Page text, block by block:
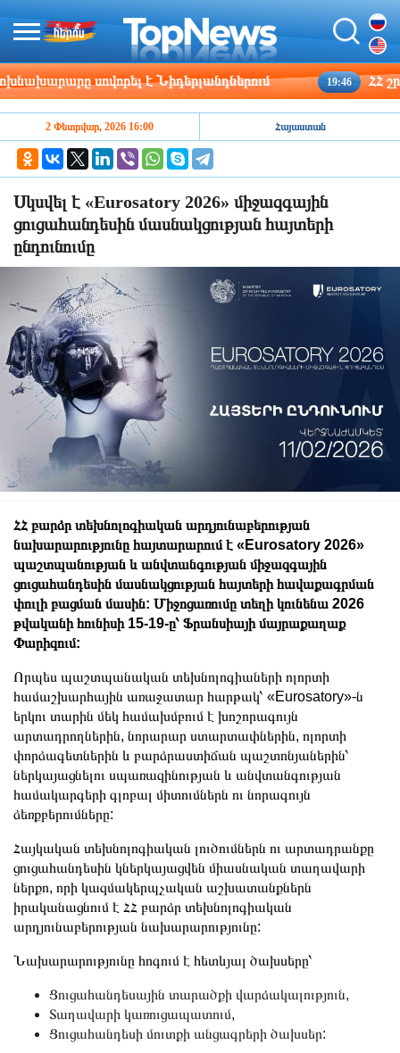
սովորել է Նիդերլանդներում 19:46 ՀՀ
2 Փետրվար, 2026 16:00 Հայաստան
Սկսվել է «Eurosatory 2026» միջազգային
ցուցահանդեսին մասնակցության հայտերի
ընդունումը
ՀՀ բարձր տեխնոլոգիական արդյունաբերության
նախարարությունը հայտարարում է «Eurosatory 2026»
պաշտպանության և անվտանգության միջազգային
ցուցահանդեսին մասնակցության հայտերի հավաքագրման
փուլի բացման մասին: Միջոցառումը տեղի կունենա 2026
թվականի հունիսի 15-19-ը՝ Ֆրանսիայի մայրաքաղաք
Փարիզում:
Որպես պաշտպանական տեխնոլոգիաների ոլորտի
համաշխարհային առաջատար հարթակ՝ «Eurosatory»-ն
երկու տարին մեկ համախմբում է խոշորագույն
արտադրողներին, նորարար ստարտափներին, ոլորտի
փորձագետներին և բարձրաստիճան պաշտոնյաներին՝
ներկայացնելու սպառազինության և անվտանգության
համակարգերի գլոբալ միտումներն ու նորագույն
ձեռքբերումները:
Հայկական տեխնոլոգիական լուծումներն ու արտադրանքը
ցուցահանդեսին կներկայացվեն միասնական տաղավարի
ներքո, որի կազմակերպչական աշխատանքներն
իրականացնում է ՀՀ բարձր տեխնոլոգիական
արդյունաբերության նախարարությունը:
Նախարարությունը հոգում է հետևյալ ծախսերը՝
Ցուցահանդեսային տարածքի վարձակալություն,
Տաղավարի կառուցապատում,
Ցուցահանդեսի մուտքի անցագրերի ծախսեր: